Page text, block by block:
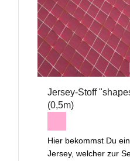
Jersey-Stoff
(0,5m)
Hier bekommst Du
Jersey, welcher zur